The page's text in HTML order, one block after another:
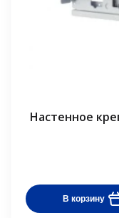
Настенное
В корзину